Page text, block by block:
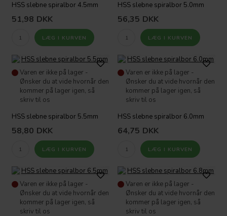
HSS slebne spiralbor 4.5mm
51,98 DKK
HSS slebne spiralbor 5.0mm
56,35 DKK
Varen er ikke på lager -
Ønsker du at vide hvornår den
kommer på lager igen, så
skriv til os
HSS slebne spiralbor 5.5mm
58,80 DKK
Varen er ikke på lager -
Ønsker du at vide hvornår den
kommer på lager igen, så
skriv til os
HSS slebne spiralbor 6.0mm
64,75 DKK
Varen er ikke på lager -
Ønsker du at vide hvornår den
kommer på lager igen, så
skriv til os
Varen er ikke på lager -
Ønsker du at vide hvornår den
kommer på lager igen, så
skriv til os